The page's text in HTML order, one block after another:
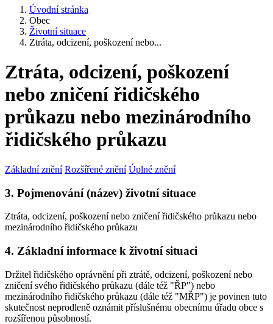
Úvodní stránka
Obec
Životní situace
Ztráta, odcizení, poškození nebo...
Ztráta, odcizení, poškození
nebo zničení řidičského
průkazu nebo mezinárodního
řidičského průkazu
Základní znění Rozšířené znění Úplné znění
3. Pojmenování (název) životní situace
Ztráta, odcizení, poškození nebo zničení řidičského průkazu nebo
mezinárodního řidičského průkazu
4. Základní informace k životní situaci
Držitel řidičského oprávnění při ztrátě, odcizení, poškození nebo
zničení svého řidičského průkazu (dále též "ŘP") nebo
mezinárodního řidičského průkazu (dále též "MŘP") je povinen tuto
skutečnost neprodleně oznámit příslušnému obecnímu úřadu obce s
rozšířenou působností.